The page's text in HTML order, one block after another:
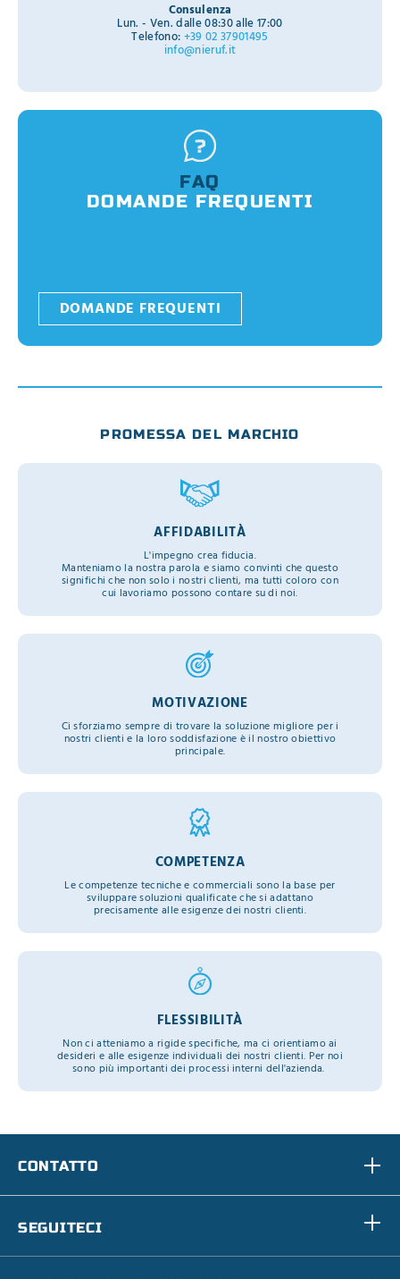
Consulenza
Lun. - Ven. dalle 08:30 alle 17:00
Telefono:+39 02 37901495
info@nieruf.it
FAQ
DOMANDE FREQUENTI
DOMANDE FREQUENTI
PROMESSA DEL MARCHIO
AFFIDABILITÀ
L'impegno crea fiducia.
Manteniamo la nostra parola e siamo convinti che questo
significhi che non solo i nostri clienti, ma tutti coloro con
cui lavoriamo possono contare su di noi.
MOTIVAZIONE
Ci sforziamo sempre di trovare la soluzione migliore per i
nostri clienti e la loro soddisfazione è il nostro obiettivo
principale.
COMPETENZA
Le competenze tecniche e commerciali sono la base per
sviluppare soluzioni qualificate che si adattano
precisamente alle esigenze dei nostri clienti.
FLESSIBILITÀ
Non ci atteniamo a rigide specifiche, ma ci orientiamo ai
desideri e alle esigenze individuali dei nostri clienti. Per noi
sono più importanti dei processi interni dell'azienda.
CONTATTO
SEGUITECI